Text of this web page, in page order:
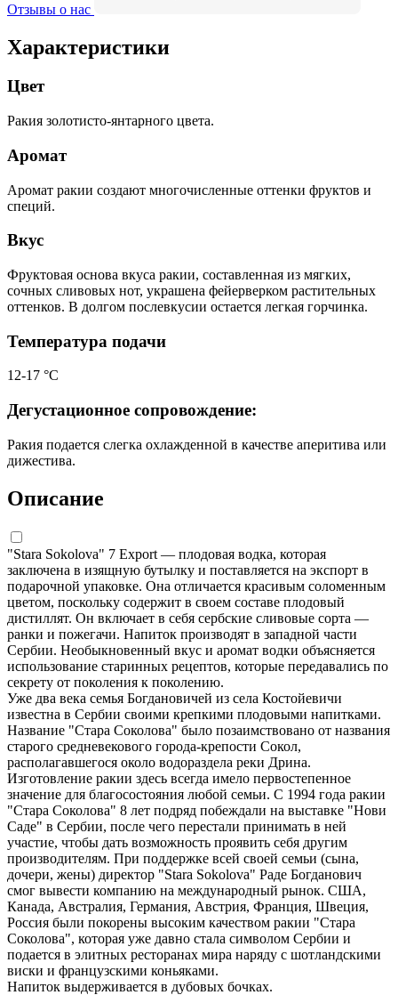
Отзывы о нас
Характеристики
Цвет
Ракия золотисто-янтарного цвета.
Аромат
Аромат ракии создают многочисленные оттенки фруктов и
специй.
Вкус
Фруктовая основа вкуса ракии, составленная из мягких,
сочных сливовых нот, украшена фейерверком растительных
оттенков. В долгом послевкусии остается легкая горчинка.
Температура подачи
12-17 °C
Дегустационное сопровождение:
Ракия подается слегка охлажденной в качестве аперитива или
дижестива.
Описание
"Stara Sokolova" 7 Export — плодовая водка, которая
заключена в изящную бутылку и поставляется на экспорт в
подарочной упаковке. Она отличается красивым соломенным
цветом, поскольку содержит в своем составе плодовый
дистиллят. Он включает в себя сербские сливовые сорта —
ранки и пожегачи. Напиток производят в западной части
Сербии. Необыкновенный вкус и аромат водки объясняется
использование старинных рецептов, которые передавались по
секрету от поколения к поколению.
Уже два века семья Богдановичей из села Костойевичи
известна в Сербии своими крепкими плодовыми напитками.
Название "Стара Соколова" было позаимствовано от названия
старого средневекового города-крепости Сокол,
располагавшегося около водораздела реки Дрина.
Изготовление ракии здесь всегда имело первостепенное
значение для благосостояния любой семьи. С 1994 года ракии
"Стара Соколова" 8 лет подряд побеждали на выставке "Нови
Саде" в Сербии, после чего перестали принимать в ней
участие, чтобы дать возможность проявить себя другим
производителям. При поддержке всей своей семьи (сына,
дочери, жены) директор "Stara Sokolova" Раде Богданович
смог вывести компанию на международный рынок. США,
Канада, Австралия, Германия, Австрия, Франция, Швеция,
Россия были покорены высоким качеством ракии "Стара
Соколова", которая уже давно стала символом Сербии и
подается в элитных ресторанах мира наряду с шотландскими
виски и французскими коньяками.
Напиток выдерживается в дубовых бочках.